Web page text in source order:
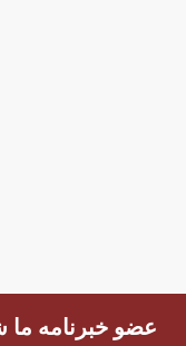
عضو خبرنامه ما